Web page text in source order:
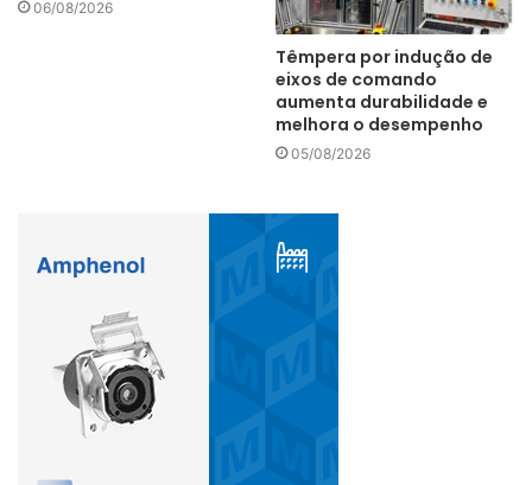
06/08/2026
Têmpera por indução de
eixos de comando
aumenta durabilidade e
melhora o desempenho
05/08/2026